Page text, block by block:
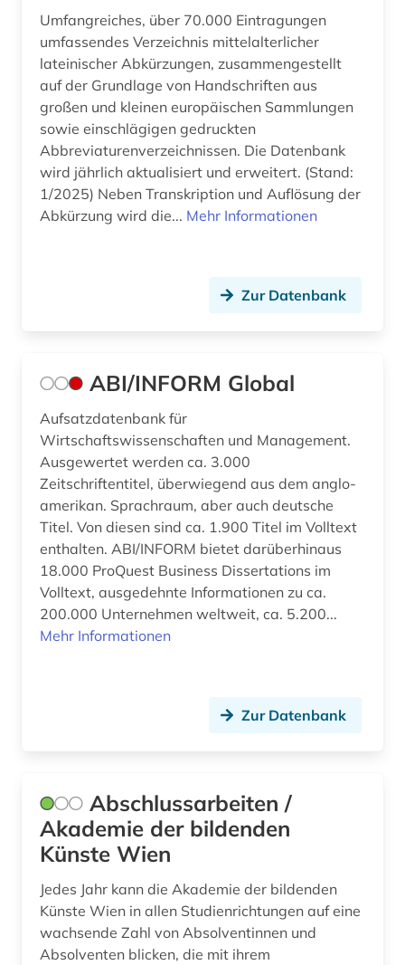
bibliographie 1800 - 2009 (1)
bibliographische zeitschrift (1)
bibliometrie (1)
bibliophilie (1)
biblioteca apostolica vaticana (1)
bibliotheksgeschichte (1)
bibliotheksrecht (1)
bibliothekswesen (12)
bibliothekswissenschaft (11)
bibliothekswissenschaften (2)
bildungsgeschichte (1)
biografie (2)
bisexualität (1)
bodoni (1)
book of kells (1)
Spanien (3)
Suedosteuropa (1)
Thueringen (3)
Tschechische Republik (11)
Tuerkei (2)
USA (4)
Vatikanstadt (3)
Umfangreiches, über 70.000 Eintragungen
umfassendes Verzeichnis mittelalterlicher
lateinischer Abkürzungen, zusammengestellt
auf der Grundlage von Handschriften aus
großen und kleinen europäischen Sammlungen
sowie einschlägigen gedruckten
Abbreviaturenverzeichnissen. Die Datenbank
wird jährlich aktualisiert und erweitert. (Stand:
1/2025) Neben Transkription und Auflösung der
Abkürzung wird die... Mehr Informationen
Zur Datenbank
ABI/INFORM Global
Aufsatzdatenbank für
Wirtschaftswissenschaften und Management.
Ausgewertet werden ca. 3.000
Zeitschriftentitel, überwiegend aus dem anglo-
amerikan. Sprachraum, aber auch deutsche
Titel. Von diesen sind ca. 1.900 Titel im Volltext
enthalten. ABI/INFORM bietet darüberhinaus
18.000 ProQuest Business Dissertations im
Volltext, ausgedehnte Informationen zu ca.
200.000 Unternehmen weltweit, ca. 5.200...
Mehr Informationen
Zur Datenbank
Abschlussarbeiten /
Akademie der bildenden
Künste Wien
Jedes Jahr kann die Akademie der bildenden
Künste Wien in allen Studienrichtungen auf eine
wachsende Zahl von Absolventinnen und
Absolventen blicken, die mit ihrem